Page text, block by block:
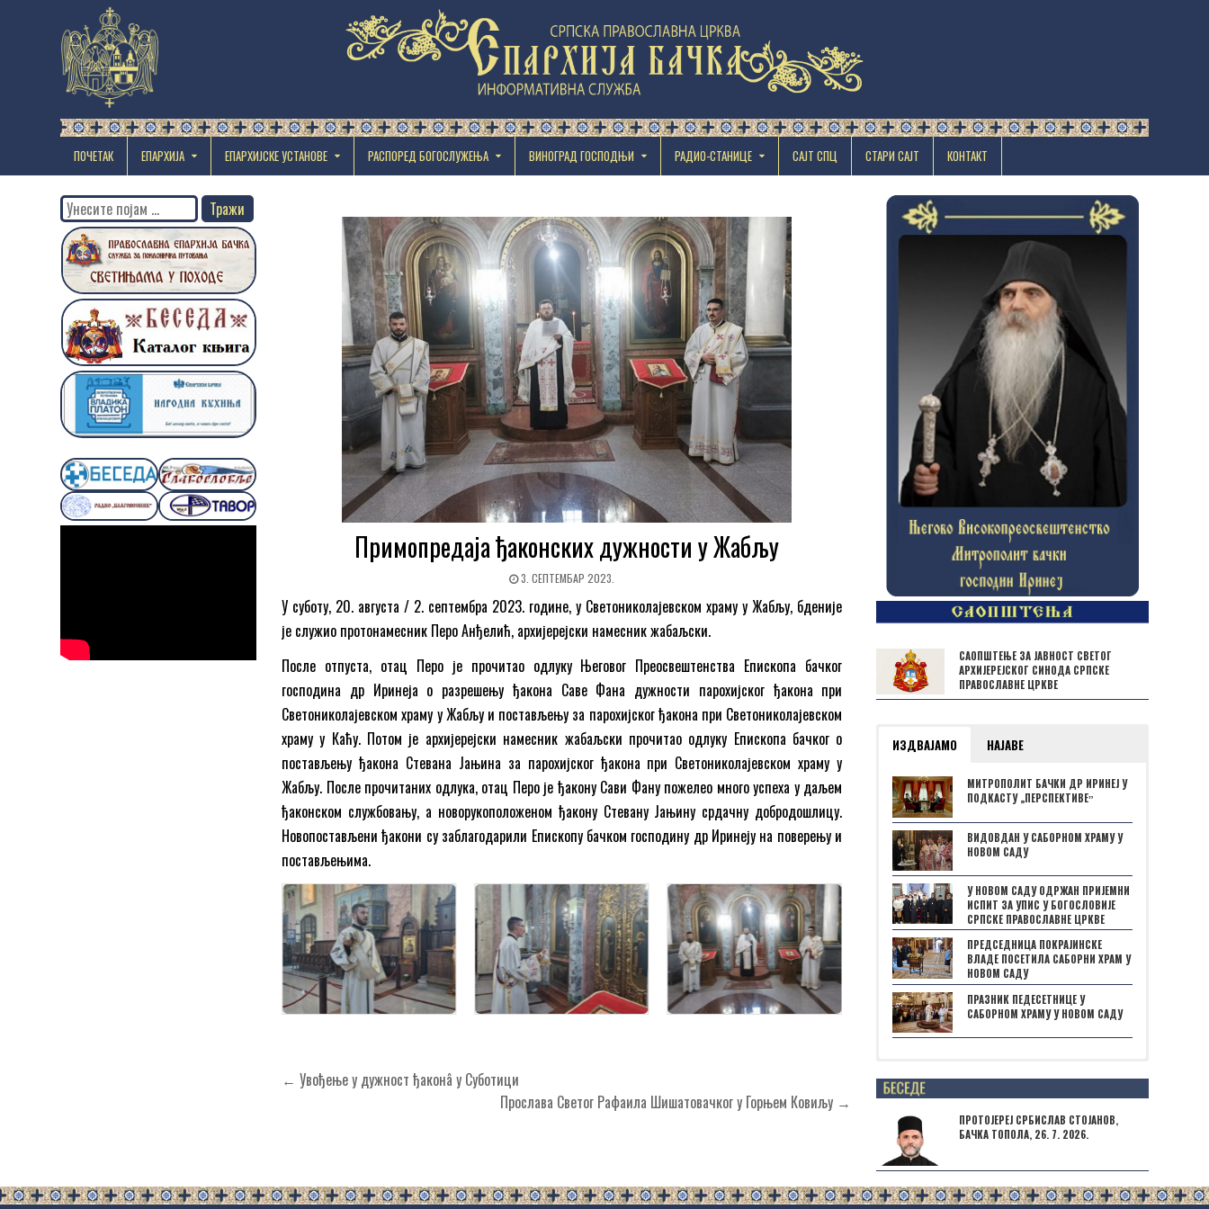
ПОЧЕТАК ЕПАРХИЈА EПАРХИЈСКЕ УСТАНОВЕ РАСПОРЕД БОГОСЛУЖЕЊА ВИНОГРАД ГОСПОДЊИ РАДИО-СТАНИЦЕ САЈТ СПЦ СТАРИ САЈТ КОНТАКТ
Примопредаја ђаконских дужности у Жабљу
3. СЕПТЕМБАР 2023.
У суботу, 20. августа / 2. септембра 2023. године, у Светониколајевском храму у Жабљу, бденије
је служио протонамесник Перо Анђелић, архијерејски намесник жабаљски.
После отпуста, отац Перо је прочитао одлуку Његовог Преосвештенства Епископа бачког
господина др Иринеја о разрешењу ђакона Саве Фана дужности парохијског ђакона при
Светониколајевском храму у Жабљу и постављењу за парохијског ђакона при Светониколајевском
храму у Каћу. Потом је архијерејски намесник жабаљски прочитао одлуку Епископа бачког о
постављењу ђакона Стевана Јањина за парохијског ђакона при Светониколајевском храму у
Жабљу. После прочитаних одлука, отац Перо је ђакону Сави Фану пожелео много успеха у даљем
ђаконском службовању, а новорукоположеном ђакону Стевану Јањину срдачну добродошлицу.
Новопостављени ђакони су заблагодарили Епископу бачком господину др Иринеју на поверењу и
постављењима.
Кретање
← Увођење у дужност ђаконâ у Суботици
Прослава Светог Рафаила Шишатовачког у Горњем Ковиљу →
Search
for:
САОПШТЕЊЕ ЗА ЈАВНОСТ СВЕТОГ
АРХИЈЕРЕЈСКОГ СИНОДА СРПСКЕ
ПРАВОСЛАВНЕ ЦРКВЕ
ИЗДВАЈАМО НАЈАВЕ
МИТРОПОЛИТ БАЧКИ ДР ИРИНЕЈ У
ПОДКАСТУ „ПЕРСПЕКТИВЕˮ
ВИДОВДАН У САБОРНОМ ХРАМУ У
НОВОМ САДУ
У НОВОМ САДУ ОДРЖАН ПРИЈЕМНИ
ИСПИТ ЗА УПИС У БОГОСЛОВИЈЕ
СРПСКЕ ПРАВОСЛАВНЕ ЦРКВЕ
ПРЕДСЕДНИЦА ПОКРАЈИНСКЕ
ВЛАДЕ ПОСЕТИЛА САБОРНИ ХРАМ У
НОВОМ САДУ
ПРАЗНИК ПЕДЕСЕТНИЦЕ У
САБОРНОМ ХРАМУ У НОВОМ САДУ
Posts not found
ПРОТОЈЕРЕЈ СРБИСЛАВ СТОЈАНОВ,
БАЧКА ТОПОЛА, 26. 7. 2026.